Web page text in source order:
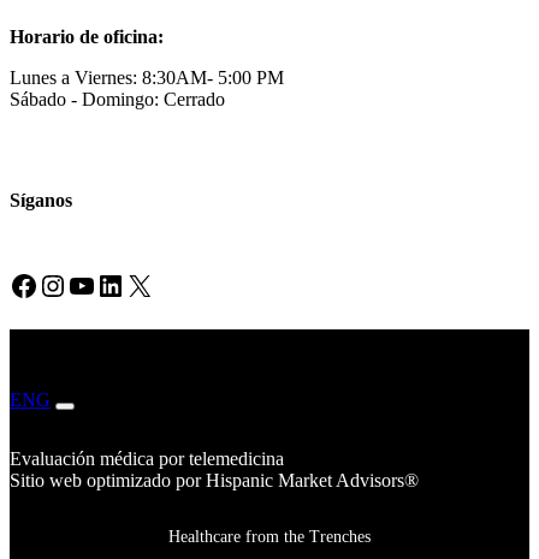
Horario de oficina:
Lunes a Viernes: 8:30AM- 5:00 PM
Sábado - Domingo: Cerrado
Síganos
Facebook Instagram YouTube LinkedIn X
ENG
Evaluación médica por telemedicina
Sitio web optimizado por Hispanic Market Advisors®
Healthcare from the Trenches